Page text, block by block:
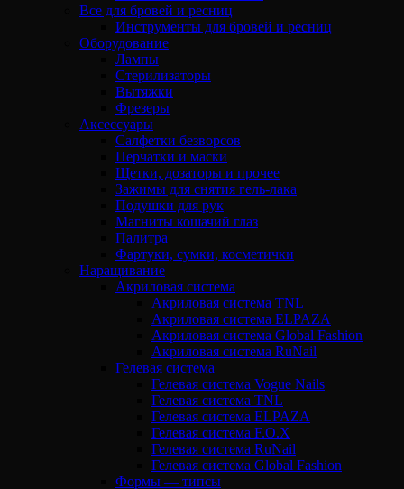
Все для бровей и ресниц
Инструменты для бровей и ресниц
Оборудование
Лампы
Стерилизаторы
Вытяжки
Фрезеры
Аксессуары
Салфетки безворсов
Перчатки и маски
Щетки, дозаторы и прочее
Зажимы для снятия гель-лака
Подушки для рук
Магниты кошачий глаз
Палитра
Фартуки, сумки, косметички
Наращивание
Акриловая система
Акриловая система TNL
Акриловая система ELPAZA
Акриловая система Global Fashion
Акриловая система RuNail
Гелевая система
Гелевая система Vogue Nails
Гелевая система TNL
Гелевая система ELPAZA
Гелевая система F.O.X
Гелевая система RuNail
Гелевая система Global Fashion
Формы — типсы